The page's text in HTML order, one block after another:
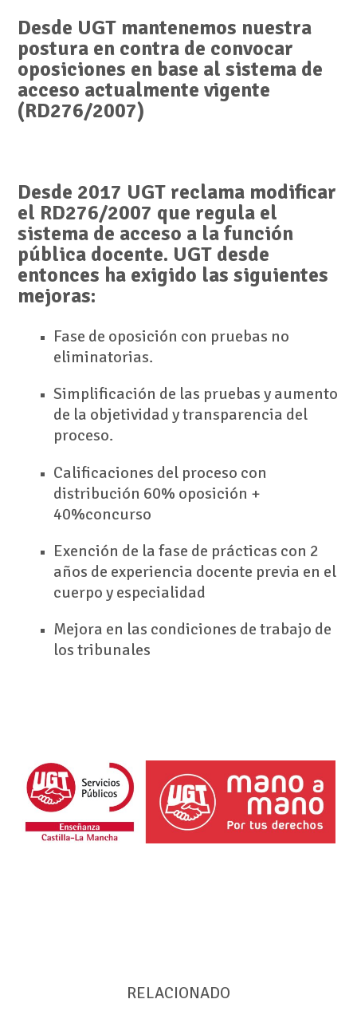
Desde UGT mantenemos nuestra
postura en contra de convocar
oposiciones en base al sistema de
acceso actualmente vigente
(RD276/2007)
Desde 2017 UGT reclama modificar
el RD276/2007 que regula el
sistema de acceso a la función
pública docente. UGT desde
entonces ha exigido las siguientes
mejoras:
Fase de oposición con pruebas no
eliminatorias.
Simplificación de las pruebas y aumento
de la objetividad y transparencia del
proceso.
Calificaciones del proceso con
distribución 60% oposición +
40%concurso
Exención de la fase de prácticas con 2
años de experiencia docente previa en el
cuerpo y especialidad
Mejora en las condiciones de trabajo de
los tribunales
RELACIONADO